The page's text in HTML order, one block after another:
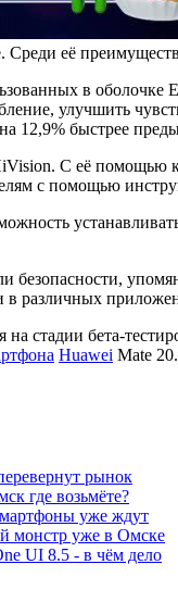
её
в оболочке
улучшить
12,9% быстрее
С её помощью
с помощью
безопасности,
в различных
стадии бета-
Huawei Mate 20.
рынок
где возьмёте?
уже ждут
монстр уже в Омске
UI 8.5 - в чём дело